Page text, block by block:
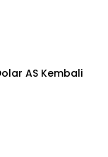
AS Kembali